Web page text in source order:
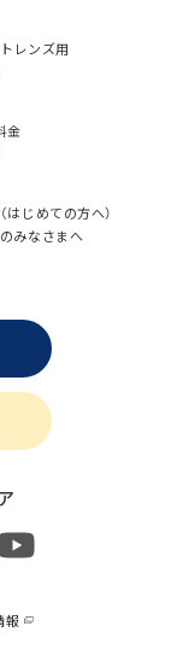
レンズ用
金
はじめての方へ）
みなさまへ
報